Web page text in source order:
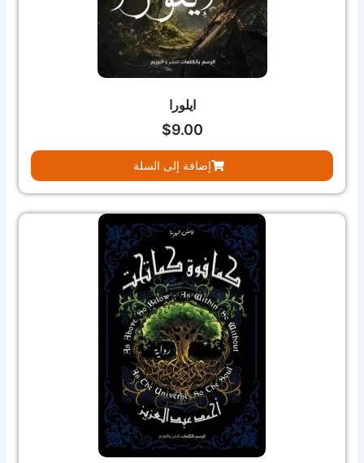
ايلورا
$9.00
إضافة إلى السلة